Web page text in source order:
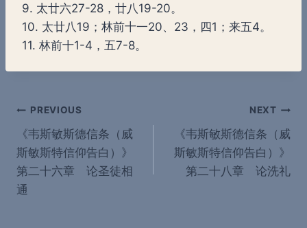
9. 太廿六27-28，廿八19-20。
10. 太廿八19；林前十一20、23，四1；来五4。
11. 林前十1-4，五7-8。
Post
navigation
PREVIOUS
《韦斯敏斯德信条（威
斯敏斯特信仰告白）》
第二十六章 论圣徒相
通
NEXT
《韦斯敏斯德信条（威
斯敏斯特信仰告白）》
第二十八章 论洗礼